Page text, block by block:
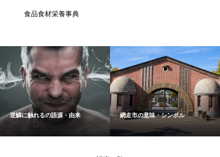
食品食材栄養事典
逆鱗に触れるの語源・由来 網走市の意味・シンボル